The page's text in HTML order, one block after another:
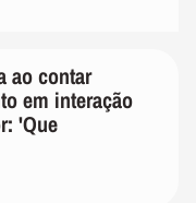
ao contar
em interação
'Que